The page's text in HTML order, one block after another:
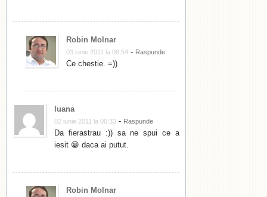
Robin Molnar
03 iunie 2011 la 08:54 - Raspunde
Ce chestie. =))
luana
02 iunie 2011 la 00:33 - Raspunde
Da fierastrau :)) sa ne spui ce a
iesit 😀 daca ai putut.
Robin Molnar